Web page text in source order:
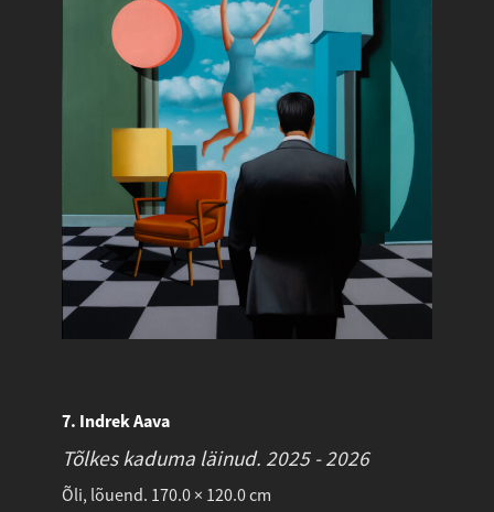
7. Indrek Aava
Tõlkes kaduma läinud. 2025 - 2026
Õli, lõuend. 170.0 × 120.0 cm